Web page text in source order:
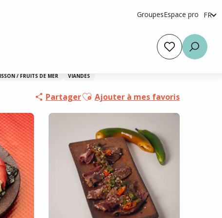
GroupesEspace pro FR
es
/ FRUITS DE MER VIANDES
PartagerAjouter aux favoris
Ajouter à mes favoris